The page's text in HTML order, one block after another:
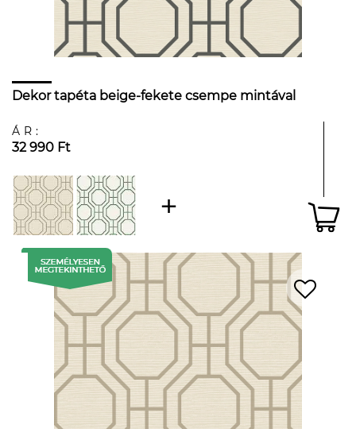
Dekor tapéta beige-fekete csempe mintával
ÁR:
32 990 Ft